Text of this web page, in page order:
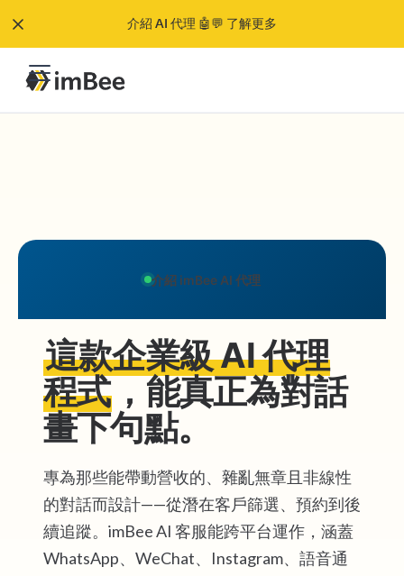
介紹 AI 代理 🤖💬 了解更多
介紹 imBee AI 代理
這款企業級 AI 代理
程式 ，能真正為對話
畫下句點。
專為那些能帶動營收的、雜亂無章且非線性
的對話而設計——從潛在客戶篩選、預約到後
續追蹤。imBee AI 客服能跨平台運作，涵蓋
WhatsApp、WeChat、Instagram、語音通